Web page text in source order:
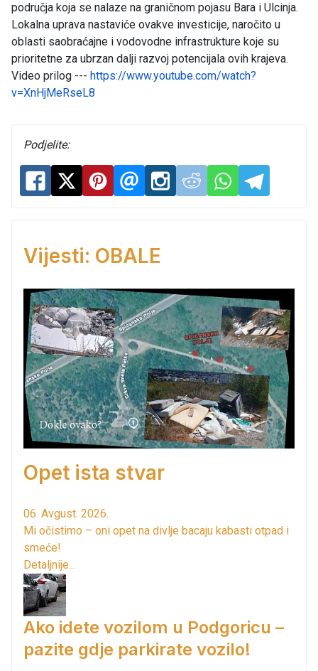
područja koja se nalaze na graničnom pojasu Bara i Ulcinja.
Lokalna uprava nastaviće ovakve investicije, naročito u
oblasti saobraćajne i vodovodne infrastrukture koje su
prioritetne za ubrzan dalji razvoj potencijala ovih krajeva.
Video prilog --- https://www.youtube.com/watch?
v=XnHjMeRseL8
Podjelite:
Vijesti: OBALE
Opet ista stvar
06. Avgust. 2026.
Mi očistimo – oni opet na divlje bacaju kabasti otpad i
smeće!
Detaljnije...
Ako idete vozilom u Podgoricu –
pazite gdje parkirate vozilo!